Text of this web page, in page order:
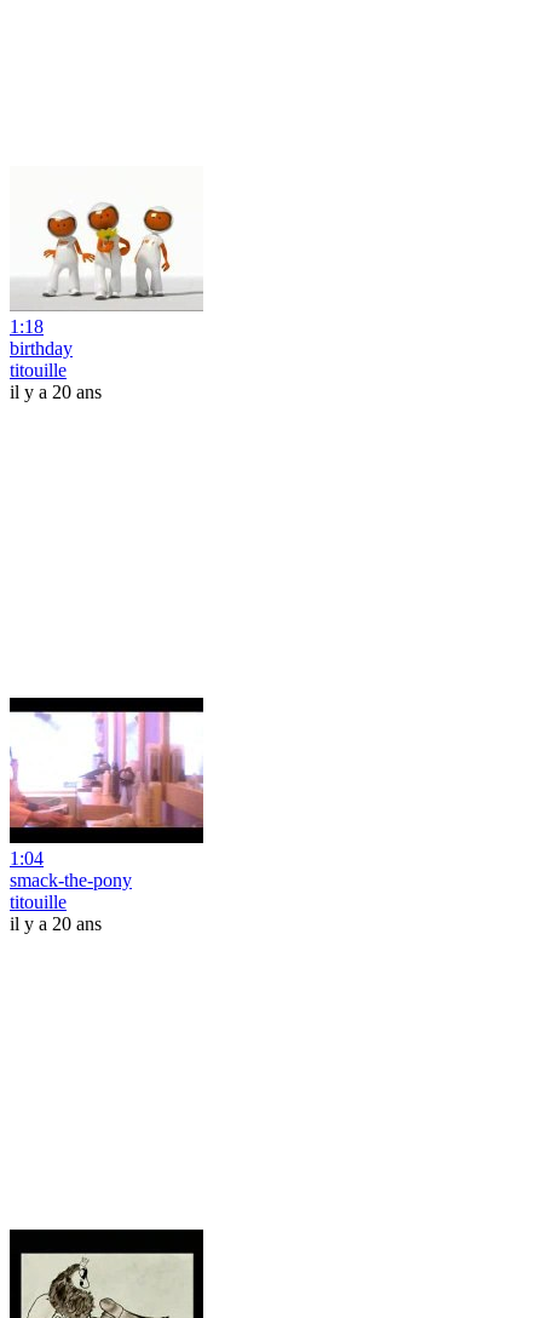
1:18
birthday
titouille
il y a 20 ans
1:04
smack-the-pony
titouille
il y a 20 ans